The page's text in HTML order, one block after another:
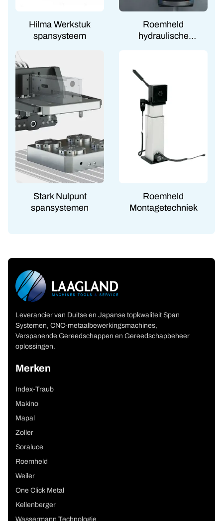
Hilma Werkstuk
spansysteem
Roemheld
hydraulische
Stark Nulpunt
spansystemen
Roemheld
Montagetechniek
Leverancier van Duitse en Japanse topkwaliteit Span
Systemen, CNC-metaalbewerkingsmachines,
Verspanende Gereedschappen en Gereedschapbeheer
oplossingen.
Merken
Index-Traub
Makino
Mapal
Zoller
Soraluce
Roemheld
Weiler
One Click Metal
Kellenberger